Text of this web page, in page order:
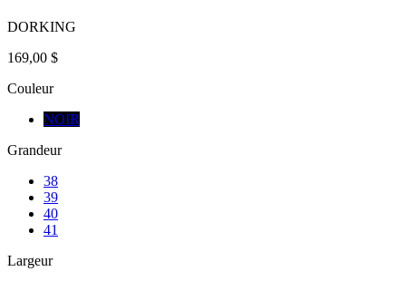
DORKING
169,00 $
Couleur
NOIR
Grandeur
38
39
40
41
Largeur